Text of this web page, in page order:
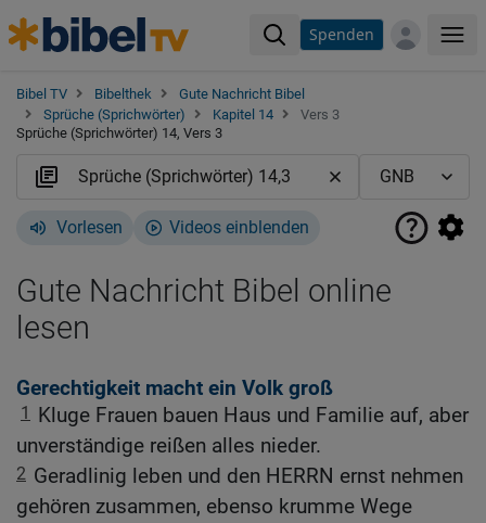
Spenden
Bibel TV Bibelthek
Gute Nachricht Bibel
Sprüche (Sprichwörter)
Kapitel 14
Vers 3
Sprüche (Sprichwörter) 14, Vers 3
Vorlesen Videos einblenden
Gute Nachricht Bibel online
lesen
Gerechtigkeit macht ein Volk groß
1
Kluge Frauen bauen Haus und Familie auf, aber
unverständige reißen alles nieder.
2 Geradlinig leben und den HERRN ernst nehmen
gehören zusammen, ebenso krumme Wege